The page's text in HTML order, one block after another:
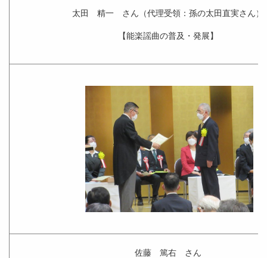
太田 精一 さん（代理受領：孫の太田直実さん）
【能楽謡曲の普及・発展】
佐藤 篤右 さん